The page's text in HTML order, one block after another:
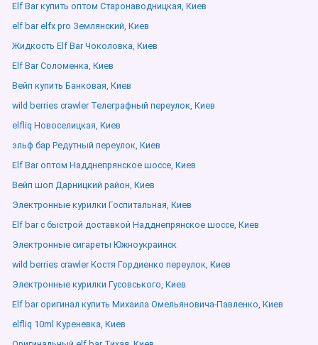
Elf Bar купить оптом Старонаводницкая, Киев
elf bar elfx pro Землянский, Киев
Жидкость Elf Bar Чоколовка, Киев
Elf Bar Соломенка, Киев
Вейп купить Банковая, Киев
wild berries crawler Телеграфный переулок, Киев
elfliq Новоселицкая, Киев
эльф бар Редутный переулок, Киев
Elf Bar оптом Надднепрянское шоссе, Киев
Вейп шоп Дарницкий район, Киев
Электронные курилки Госпитальная, Киев
Elf bar с быстрой доставкой Надднепрянское шоссе, Киев
Электронные сигареты Южноукраинск
wild berries crawler Костя Гордиенко переулок, Киев
Электронные курилки Гусовського, Киев
Elf bar оригинал купить Михаила Омельяновича-Павленко, Киев
elfliq 10ml Куреневка, Киев